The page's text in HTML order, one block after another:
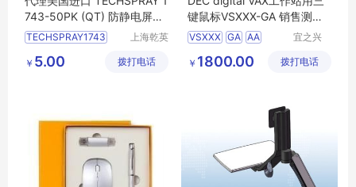
743-50PK (QT) 防静电屏
幕、键盘清洁剂
TECHSPRAY1743
TECHSPRAY键盘清洁剂
上海乾英
有限公司
￥ 5.00 拨打电话
键鼠标VSXXX-GA 销售测试
维修
VSXXX GA AA
宜之兴
科技有限
￥ 1800.00 拨打电话